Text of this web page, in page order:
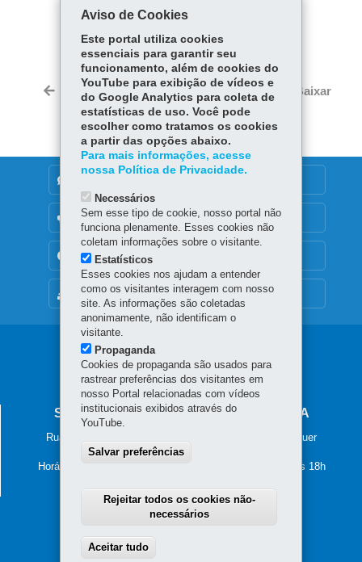
COMPARTILHE:
ce
bo
ok
Tw
itt
er
ha
ts
Ap
p
Voltar Início Imprimir Baixar
MAPA DO SITE
OUVIDORIA
TRANSPARÊNCIA INSTITUCIONAL
Navegação
principal
SECRETARIA DA JUSTIÇA E CIDADANIA
Rua Tenente Francisco Ferreira de Souza, nº 766 – Hauer
81630-010-Curitiba
Horário de atendimento: das 8h30 às 12h e das 13h30 às 18h
Aviso de Cookies
Este portal utiliza cookies
essenciais para garantir seu
funcionamento, além de cookies do
YouTube para exibição de vídeos e
do Google Analytics para coleta de
estatísticas de uso. Você pode
escolher como tratamos os cookies
a partir das opções abaixo.
Para mais informações, acesse
nossa Política de Privacidade.
Necessários
Sem esse tipo de cookie, nosso portal não
funciona plenamente. Esses cookies não
coletam informações sobre o visitante.
Estatísticos
Esses cookies nos ajudam a entender
como os visitantes interagem com nosso
site. As informações são coletadas
anonimamente, não identificam o
visitante.
Propaganda
Cookies de propaganda são usados para
rastrear preferências dos visitantes em
nosso Portal relacionadas com vídeos
institucionais exibidos através do
YouTube.
Salvar preferências
Rejeitar todos os cookies não-
necessários
Aceitar tudo